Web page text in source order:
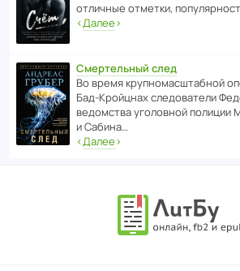
отли­чные отметки,
‹Далее›
Смертельный след
Во время круп­но­мас­ш­та­бной
Бад‑Крой­цнах следо­ва­тели
ведомства уголо­вной полиции
и Сабина…
‹Далее›